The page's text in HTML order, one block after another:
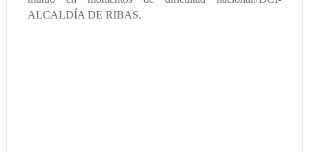
ALCALDÍA DE RIBAS.